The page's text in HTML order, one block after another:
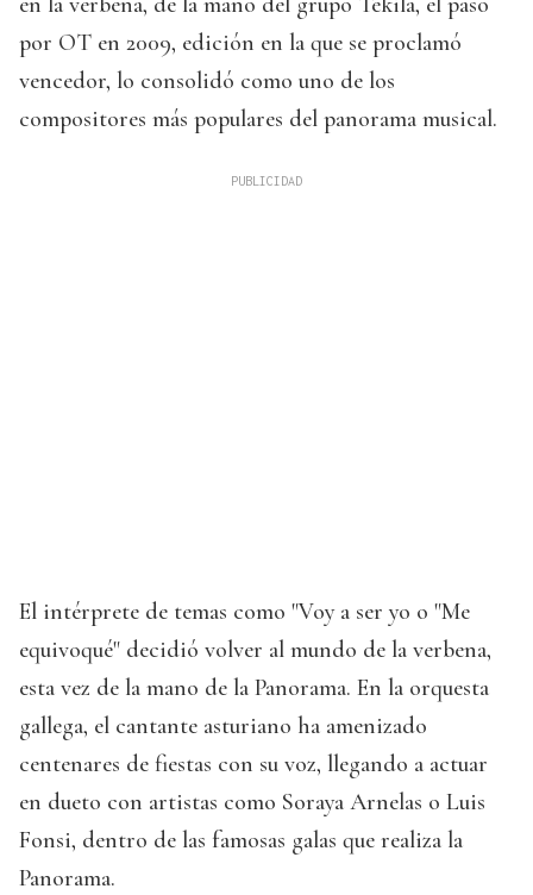
por OT en 2009, edición en la que se proclamó
vencedor, lo consolidó como uno de los
compositores más populares del panorama musical.
El intérprete de temas como "Voy a ser yo o "Me
equivoqué" decidió volver al mundo de la verbena,
esta vez de la mano de la Panorama. En la orquesta
gallega, el cantante asturiano ha amenizado
centenares de fiestas con su voz, llegando a actuar
en dueto con artistas como Soraya Arnelas o Luis
Fonsi, dentro de las famosas galas que realiza la
Panorama.